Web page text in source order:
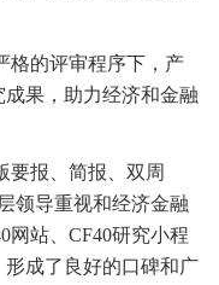
格的评审程序下，产
果，助力经济和金融
要报、简报、双周
领导重视和经济金融
网站、CF40研究小程
成了良好的口碑和广